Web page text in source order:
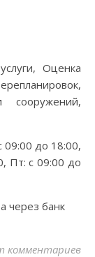
Оценка
сооружений,
09:00 до 18:00,
Пт: с 09:00 до
через банк
комментариев